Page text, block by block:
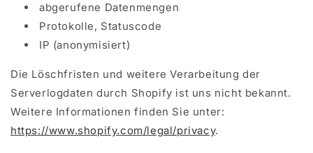
abgerufene Datenmengen
Protokolle, Statuscode
IP (anonymisiert)
Die Löschfristen und weitere Verarbeitung der
Serverlogdaten durch Shopify ist uns nicht bekannt.
Weitere Informationen finden Sie unter:
https://www.shopify.com/legal/privacy.